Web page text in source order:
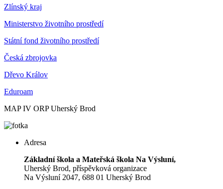
Zlínský kraj
Ministerstvo životního prostředí
Státní fond životního prostředí
Česká zbrojovka
Dřevo Králov
Eduroam
MAP IV ORP Uherský Brod
Adresa
Základní škola a Mateřská škola Na Výsluní,
Uherský Brod, příspěvková organizace
Na Výsluní 2047, 688 01 Uherský Brod